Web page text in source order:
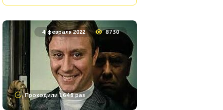
15 февраля 2022
Проходили 7539 раз
4 февраля 2022 8730
Проходили 1648 раз